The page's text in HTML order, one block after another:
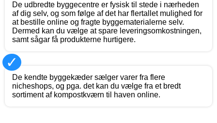
De udbredte byggecentre er fysisk til stede i nærheden
af dig selv, og som følge af det har flertallet mulighed for
at bestille online og fragte byggematerialerne selv.
Dermed kan du vælge at spare leveringsomkostningen,
samt sågar få produkterne hurtigere.
✓
De kendte byggekæder sælger varer fra flere
nicheshops, og pga. det kan du vælge fra et bredt
sortiment af kompostkværn til haven online.